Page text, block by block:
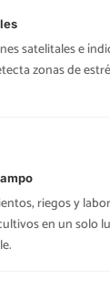
satelitales e
zonas de
riegos y
en un solo